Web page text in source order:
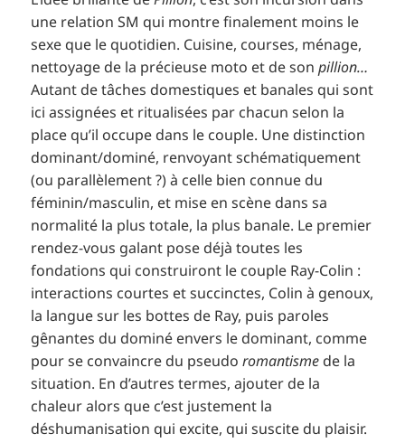
une relation SM qui montre finalement moins le
sexe que le quotidien. Cuisine, courses, ménage,
nettoyage de la précieuse moto et de sonpillion…
Autant de tâches domestiques et banales qui sont
ici assignées et ritualisées par chacun selon la
place qu’il occupe dans le couple. Une distinction
dominant/dominé, renvoyant schématiquement
(ou parallèlement ?) à celle bien connue du
féminin/masculin, et mise en scène dans sa
normalité la plus totale, la plus banale. Le premier
rendez-vous galant pose déjà toutes les
fondations qui construiront le couple Ray-Colin :
interactions courtes et succinctes, Colin à genoux,
la langue sur les bottes de Ray, puis paroles
gênantes du dominé envers le dominant, comme
pour se convaincre du pseudoromantisme de la
situation. En d’autres termes, ajouter de la
chaleur alors que c’est justement la
déshumanisation qui excite, qui suscite du plaisir.